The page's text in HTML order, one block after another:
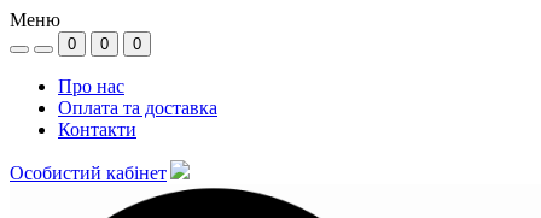
Меню
0 0 0
Про нас
Оплата та доставка
Контакти
Особистий кабінет